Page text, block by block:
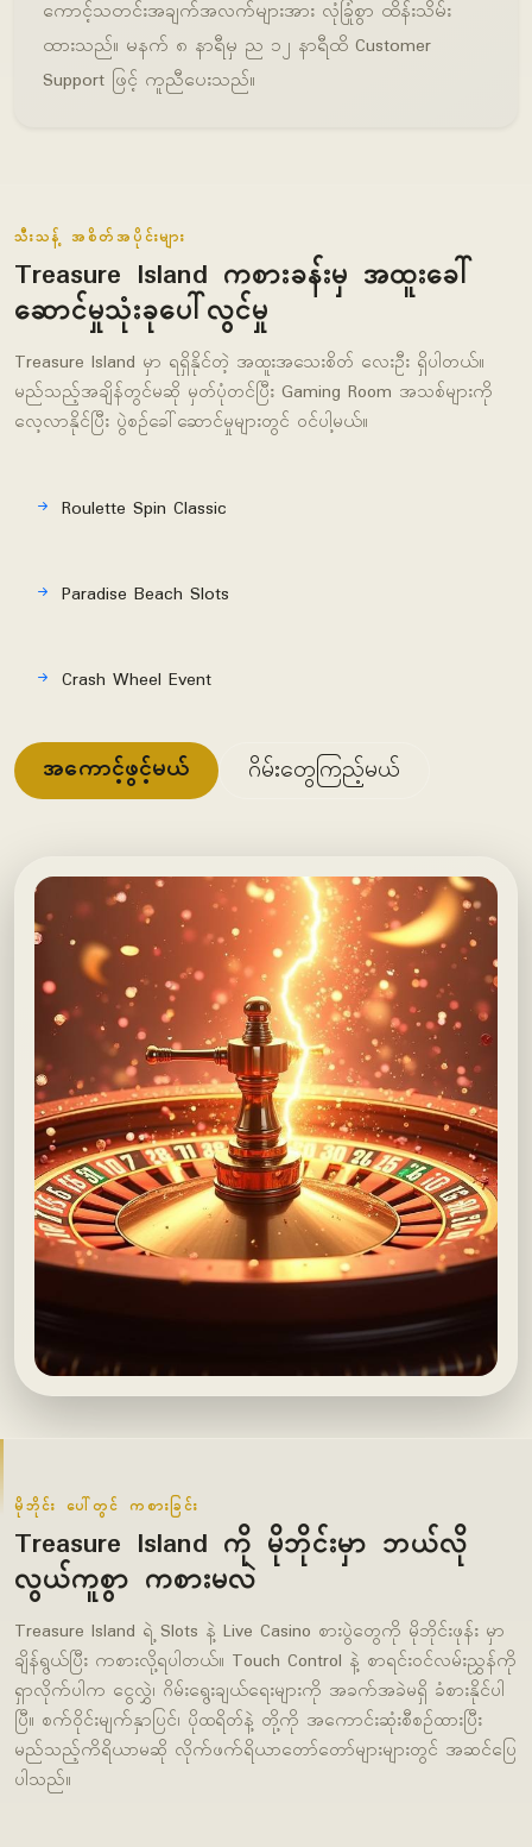
ကောင့်သတင်းအချက်အလက်များအား လုံခြုံစွာ ထိန်းသိမ်း
ထားသည်။ မနက် ၈ နာရီမှ ည ၁၂ နာရီထိ Customer
Support ဖြင့် ကူညီပေးသည်။
သီးသန့် အစိတ်အပိုင်းများ
Treasure Island ကစားခန်းမှ အထူးခေါ်
ဆောင်မှုသုံးခုပေါ်လွင်မှု
Treasure Island မှာ ရရှိနိုင်တဲ့ အထူးအသေးစိတ် လေးဦး ရှိပါတယ်။
မည်သည့်အချိန်တွင်မဆို မှတ်ပုံတင်ပြီး Gaming Room အသစ်များကို
လေ့လာနိုင်ပြီး ပွဲစဥ်ခေါ်ဆောင်မှုများတွင် ဝင်ပါ့မယ်။
Roulette Spin Classic
Paradise Beach Slots
Crash Wheel Event
အကောင့်ဖွင့်မယ် ဂိမ်းတွေကြည့်မယ်
မိုဘိုင်း ပေါ်တွင် ကစားခြင်း
Treasure Island ကို မိုဘိုင်းမှာ ဘယ်လို
လွယ်ကူစွာ ကစားမလဲ
Treasure Island ရဲ့ Slots နဲ့ Live Casino စားပွဲတွေကို မိုဘိုင်းဖုန်း မှာ
ချိန်ရွယ်ပြီး ကစားလို့ရပါတယ်။ Touch Control နဲ့ စာရင်းဝင်လမ်းညွှန်ကို
ရှာလိုက်ပါက ငွေလွှဲ၊ ဂိမ်းရွေးချယ်ရေးများကို အခက်အခဲမရှိ ခံစားနိုင်ပါ
ပြီ။ စက်ဝိုင်းမျက်နှာပြင်၊ ပိုထရိတ်နဲ့ တို့ကို အကောင်းဆုံးစီစဉ်ထားပြီး
မည်သည့်ကိရိယာမဆို လိုက်ဖက်ရိယာတော်တော်များများတွင် အဆင်ပြေ
ပါသည်။